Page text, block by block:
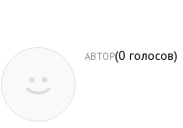
АВТОР(0 голосов)